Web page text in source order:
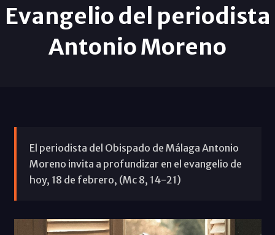
Evangelio del periodista
Antonio Moreno
El periodista del Obispado de Málaga Antonio
Moreno invita a profundizar en el evangelio de
hoy, 18 de febrero, (Mc 8, 14-21)